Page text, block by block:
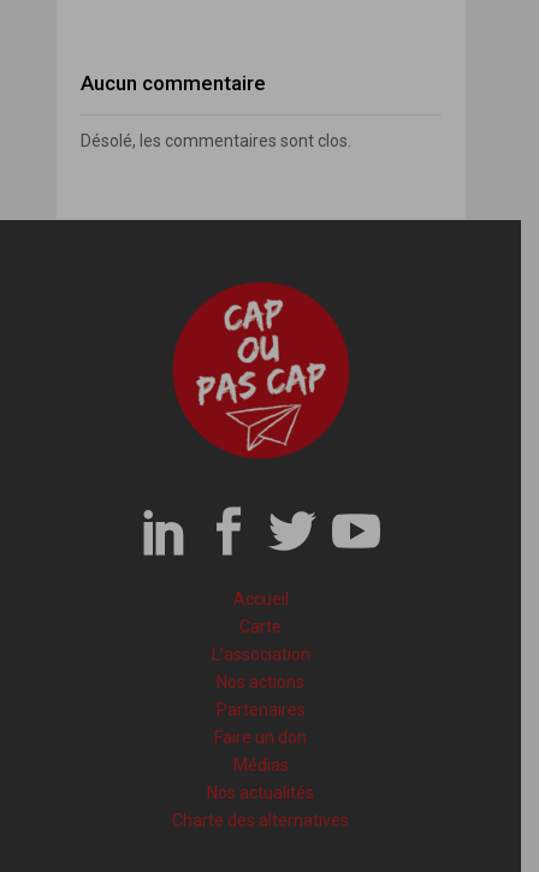
Aucun commentaire
Désolé, les commentaires sont clos.
Accueil
Carte
L’association
Nos actions
Partenaires
Faire un don
Médias
Nos actualités
Charte des alternatives